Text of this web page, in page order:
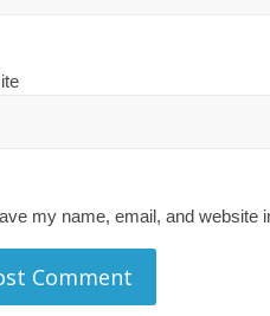
my name, email, and website